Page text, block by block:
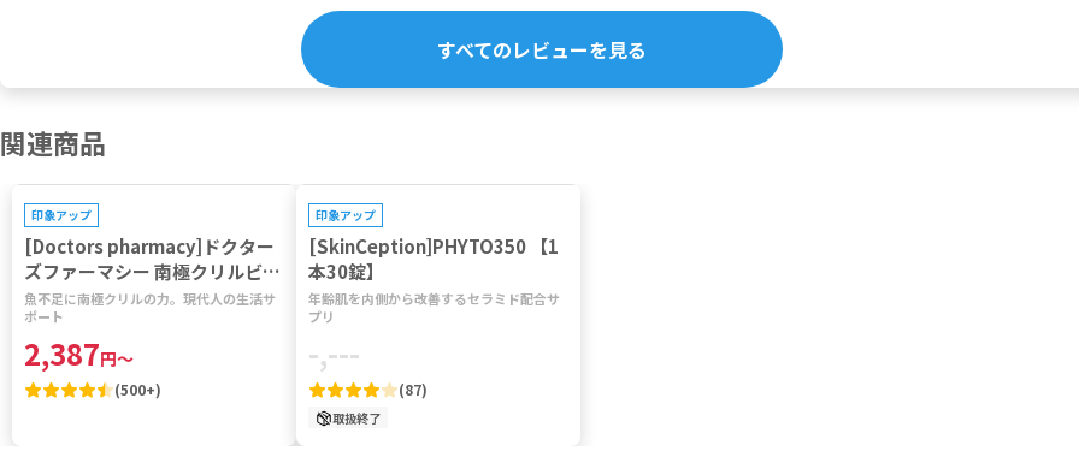
すべてのレビューを見る
関連商品
印象アップ
[Doctors pharmacy]ドクター
ズファーマシー 南極クリルビタ
ミン 【1袋120粒】
魚不足に南極クリルの力。現代人の生活サ
ポート
2,387円～
(500+)
印象アップ
[SkinCeption]PHYTO350 【1
本30錠】
年齢肌を内側から改善するセラミド配合サ
プリ
-,---
(87)
取扱終了